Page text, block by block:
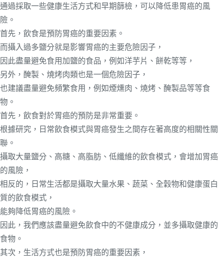
通過採取一些健康生活方式和早期篩檢，可以降低患胃癌的風
險。
首先，飲食是預防胃癌的重要因素。
而攝入過多鹽分就是影響胃癌的主要危險因子，
因此盡量避免食用加鹽的食品，例如洋芋片、餅乾等等，
另外，醃製、燒烤肉類也是一個危險因子，
也建議盡量避免頻繁食用，例如煙燻肉、燒烤、醃製品等等食
物。
首先，飲食對於胃癌的預防是非常重要。
根據研究，日常飲食模式與胃癌發生之間存在著高度的相關性關
聯。
攝取大量鹽分、高糖、高脂肪、低纖維的飲食模式，會增加胃癌
的風險，
相反的，日常生活都是攝取大量水果、蔬菜、全穀物和健康蛋白
質的飲食模式，
能夠降低胃癌的風險。
因此，我們應該盡量避免飲食中的不健康成分，並多攝取健康的
食物。
其次，生活方式也是預防胃癌的重要因素，